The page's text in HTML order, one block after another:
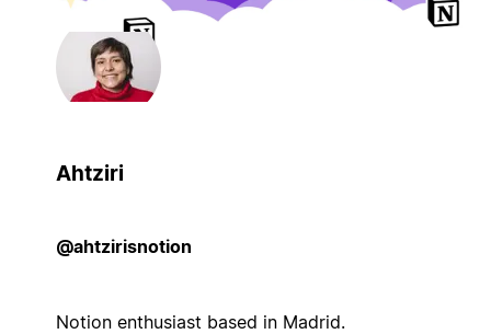
Ahtziri
@ahtzirisnotion
Notion enthusiast based in Madrid.